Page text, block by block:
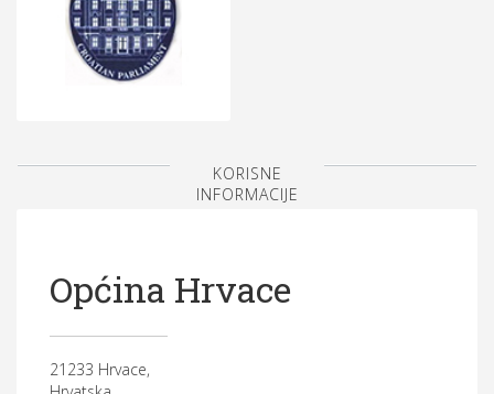
KORISNE
INFORMACIJE
Općina Hrvace
21233 Hrvace,